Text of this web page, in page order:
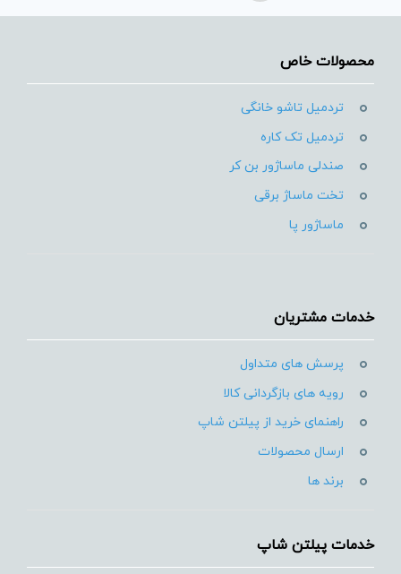
محصولات خاص
تردمیل تاشو خانگی
تردمیل تک کاره
صندلی ماساژور بن کر
تخت ماساژ برقی
ماساژور پا
خدمات مشتریان
پرسش های متداول
رویه های بازگردانی کالا
راهنمای خرید از پیلتن شاپ
ارسال محصولات
برند ها
خدمات پیلتن شاپ